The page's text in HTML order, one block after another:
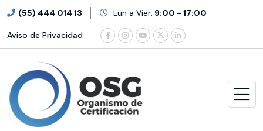
(55) 444 014 13 Lun a Vier: 9:00 - 17:00
Aviso de Privacidad